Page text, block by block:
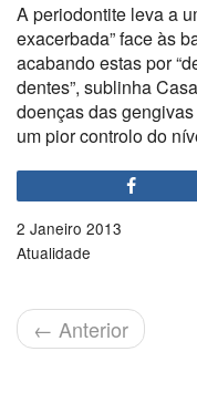
A periodontite leva a
exacerbada” face às
acabando estas por
dentes”, sublinha
doenças das
um pior controlo do
2 Janeiro 2013
Atualidade
← Anterior